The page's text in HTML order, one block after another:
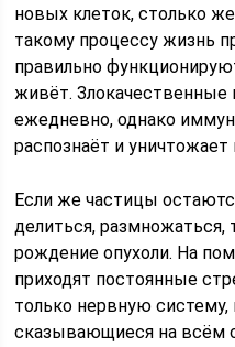
новых клеток, столько
такому процессу жизнь
правильно
живёт.
ежедневно, однако
распознаёт и уничтожает
Если же частицы
делиться, размножаться,
рождение опухоли. На
приходят постоянные
только нервную систему,
сказывающиеся на всём